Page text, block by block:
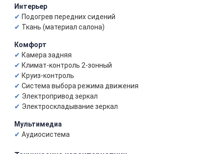
Интерьер
Подогрев передних сидений
Ткань (материал салона)
Комфорт
Камера задняя
Климат-контроль 2-зонный
Круиз-контроль
Система выбора режима движения
Электропривод зеркал
Электроскладывание зеркал
Мультимедиа
Аудиосистема